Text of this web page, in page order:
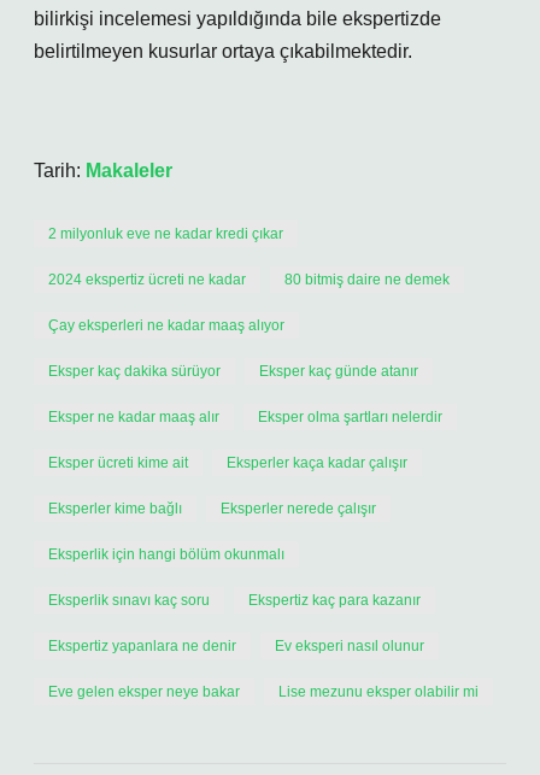
bilirkişi incelemesi yapıldığında bile ekspertizde
belirtilmeyen kusurlar ortaya çıkabilmektedir.
Tarih: Makaleler
2 milyonluk eve ne kadar kredi çıkar
2024 ekspertiz ücreti ne kadar 80 bitmiş daire ne demek
Çay eksperleri ne kadar maaş alıyor
Eksper kaç dakika sürüyor Eksper kaç günde atanır
Eksper ne kadar maaş alır Eksper olma şartları nelerdir
Eksper ücreti kime ait Eksperler kaça kadar çalışır
Eksperler kime bağlı Eksperler nerede çalışır
Eksperlik için hangi bölüm okunmalı
Eksperlik sınavı kaç soru Ekspertiz kaç para kazanır
Ekspertiz yapanlara ne denir Ev eksperi nasıl olunur
Eve gelen eksper neye bakar Lise mezunu eksper olabilir mi